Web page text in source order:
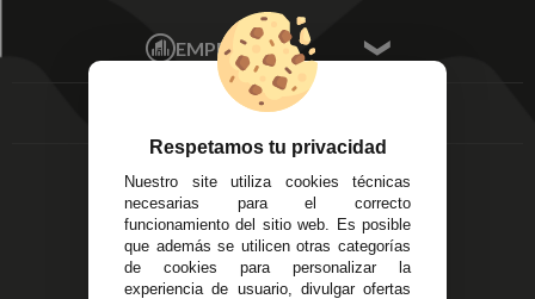
Mis Pedidos
Mis favoritos
FAQ's
Écija - Sevilla
Av. Plaza de Toros.
Local 3
Córdoba
14
Alzira - Valencia
C/ Esplugues, 135
EMPRESA
Aviso Legal
Devoluciones
Política de Privacidad
Pago Seguro
Terminos y
Condiciones Generales
Políticas de Cookies
Respetamos tu privacidad
Nuestro site utiliza cookies técnicas
necesarias para el correcto
funcionamiento del sitio web. Es posible
que además se utilicen otras categorías
de cookies para personalizar la
experiencia de usuario, divulgar ofertas